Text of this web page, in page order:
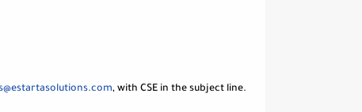
, with CSE in the subject line.